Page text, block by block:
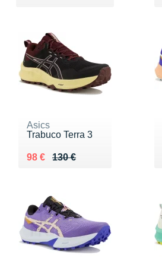
Asics
Trabuco Terra 3
130 €
Au lieu de 130 €
98 €
Vendu 98 €